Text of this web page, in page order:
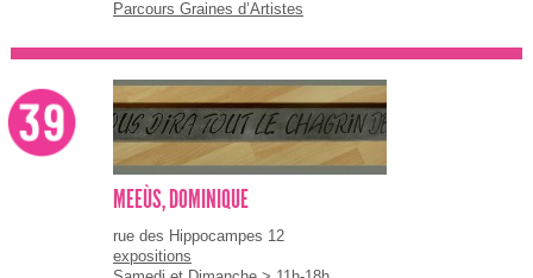
Parcours Graines d’Artistes
MEEÙS, DOMINIQUE
rue des Hippocampes 12
expositions